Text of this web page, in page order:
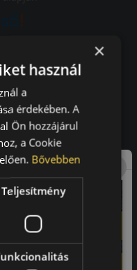
működik.
×
használ
a
érdekében. A
Ön hozzájárul
a Cookie
Bővebben
Teljesítmény